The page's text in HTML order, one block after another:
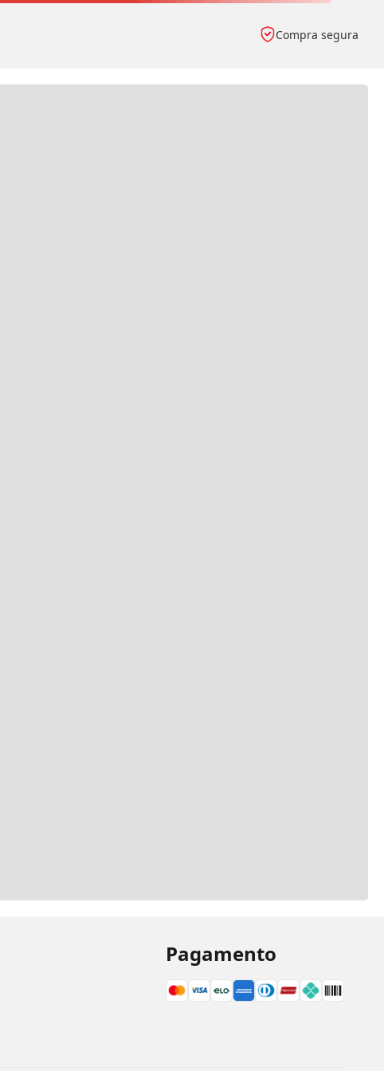
Compra segura
Pagamento